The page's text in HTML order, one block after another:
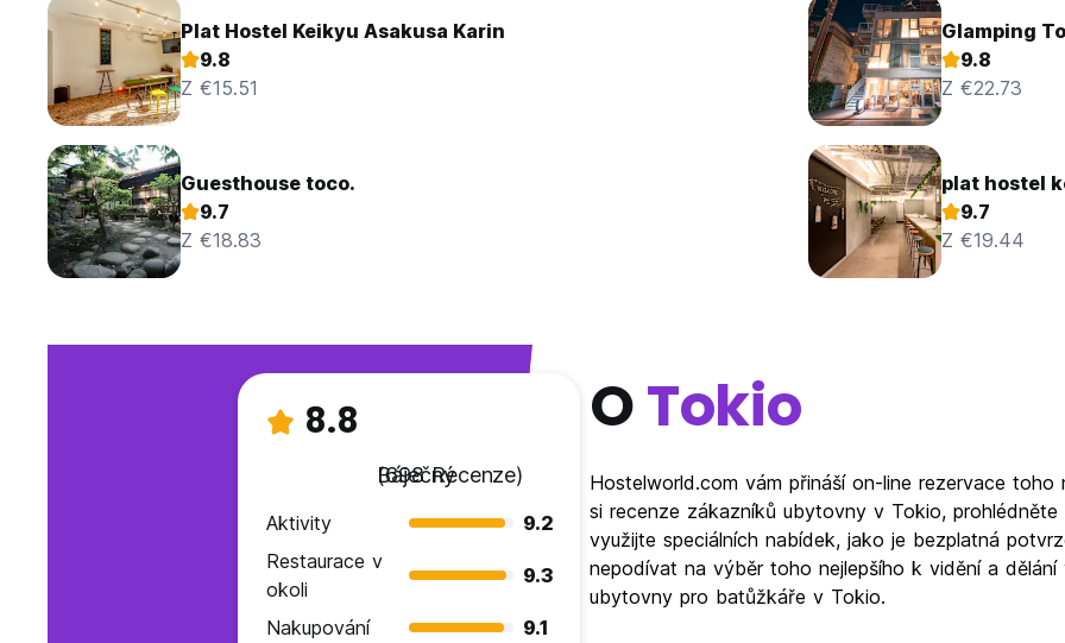
Plat Hostel Keikyu Asakusa Karin
9.8
Z €15.51
Glamping
9.8
Z €22.73
Guesthouse toco.
9.7
Z €18.83
plat hostel
9.7
Z €19.44
8.8
Báječný
(698 Recenze)
Aktivity
9.2
Restaurace v
okoli
9.3
Nakupování 9.1
OTokio
Hostelworld.com vám přináší on-line rezervace
si recenze zákazníků ubytovny v Tokio,
využijte speciálních nabídek, jako je bezplatná
nepodívat na výběr toho nejlepšího k vidění a
ubytovny pro batůžkáře v Tokio.